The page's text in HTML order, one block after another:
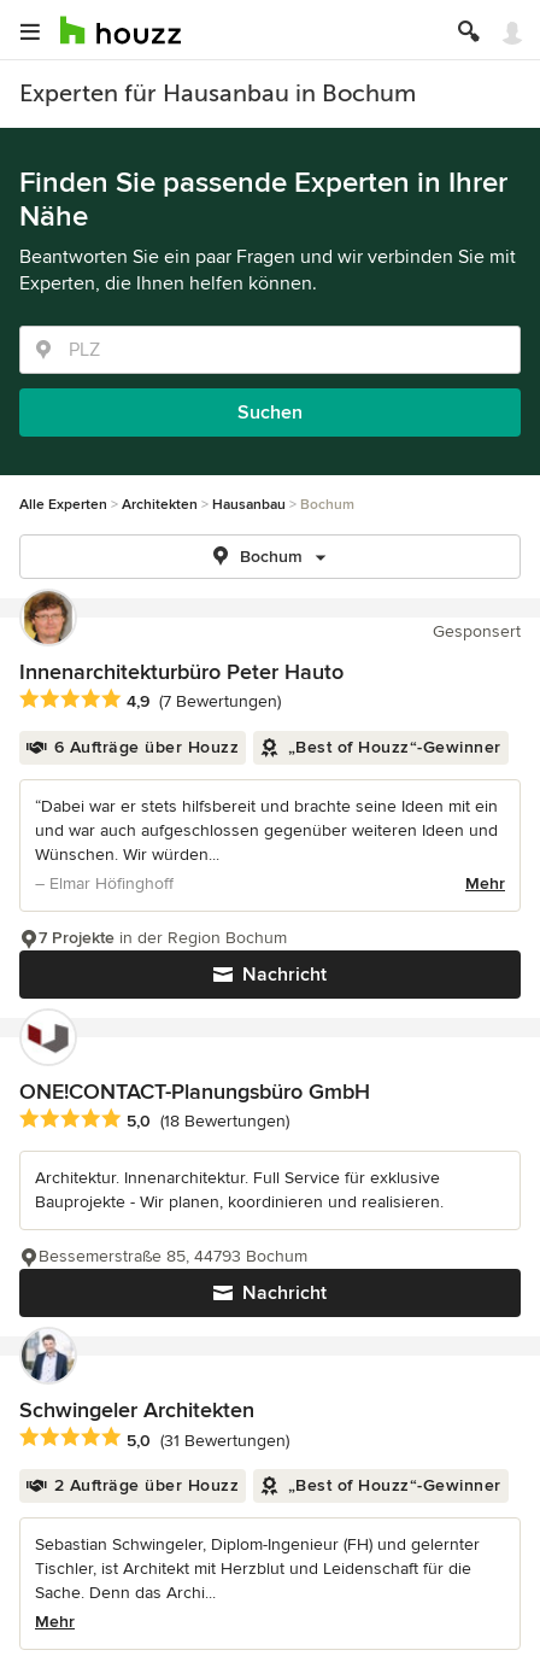
Experten für Hausanbau in Bochum
Finden Sie passende Experten in Ihrer
Nähe
Beantworten Sie ein paar Fragen und wir verbinden Sie mit
Experten, die Ihnen helfen können.
Suchen
Alle Experten Architekten Hausanbau Bochum
Bochum
Gesponsert
Innenarchitekturbüro Peter Hauto
Durchschnittliche Bewertung: 4.9 von 5 Sternen
4,9 (7 Bewertungen)
6 Aufträge über Houzz „Best of Houzz“-Gewinner
“Dabei war er stets hilfsbereit und brachte seine Ideen mit ein
und war auch aufgeschlossen gegenüber weiteren Ideen und
Wünschen. Wir würden...
– Elmar Höfinghoff
Mehr
Nachricht
7 Projekte in der Region Bochum
ONE!CONTACT-Planungsbüro GmbH
Durchschnittliche Bewertung: 5 von 5 Sternen
5,0 (18 Bewertungen)
Architektur. Innenarchitektur. Full Service für exklusive
Bauprojekte - Wir planen, koordinieren und realisieren.
Nachricht
Bessemerstraße 85, 44793 Bochum
Schwingeler Architekten
Durchschnittliche Bewertung: 5 von 5 Sternen
5,0 (31 Bewertungen)
2 Aufträge über Houzz „Best of Houzz“-Gewinner
Sebastian Schwingeler, Diplom-Ingenieur (FH) und gelernter
Tischler, ist Architekt mit Herzblut und Leidenschaft für die
Sache. Denn das Archi...
Mehr